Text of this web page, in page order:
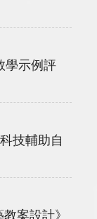
學示例評
技輔助自
案設計》